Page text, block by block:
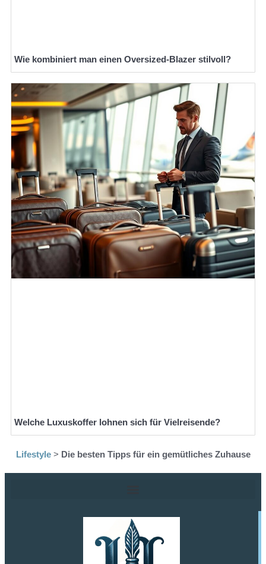
Wie kombiniert man einen Oversized-Blazer stilvoll?
Welche Luxuskoffer lohnen sich für Vielreisende?
Lifestyle> Die besten Tipps für ein gemütliches Zuhause